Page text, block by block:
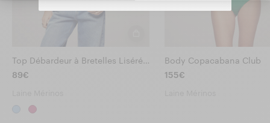
Top Débardeur à Bretelles Liséré Contrasté
89€
Body Copacabana Club
155€